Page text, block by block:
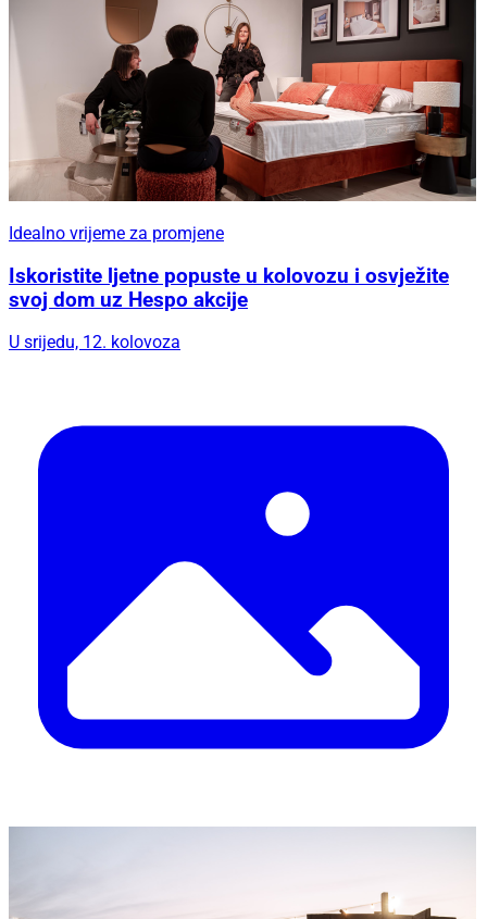
Idealno vrijeme za promjene
Iskoristite ljetne popuste u kolovozu i osvježite
svoj dom uz Hespo akcije
U srijedu, 12. kolovoza